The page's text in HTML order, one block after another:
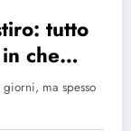
tutto
che
ma spesso